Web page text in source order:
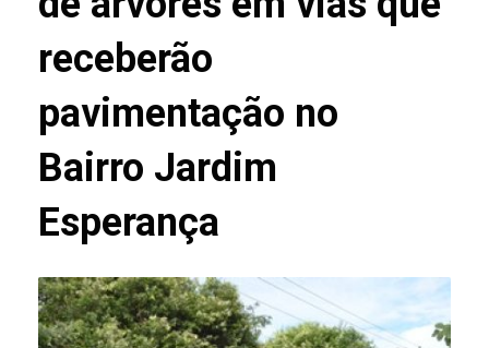
receberão
pavimentação no
Bairro Jardim
Esperança